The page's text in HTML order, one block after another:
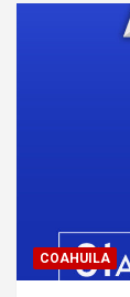
COAHUILA